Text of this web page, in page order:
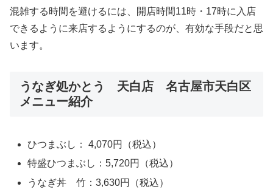
混雑する時間を避けるには、開店時間11時・17時に入店
できるように来店するようにするのが、有効な手段だと思
います。
うなぎ処かとう 天白店 名古屋市天白区
メニュー紹介
ひつまぶし： 4,070円（税込）
特盛ひつまぶし：5,720円（税込）
うなぎ丼 竹：3,630円（税込）